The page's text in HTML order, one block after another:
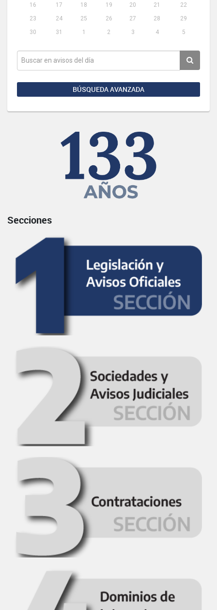
16
17 18 19 20 21
22
23
24 25 26 27 28
29
30
31 1 2 3 4 5
BÚSQUEDA AVANZADA
Secciones